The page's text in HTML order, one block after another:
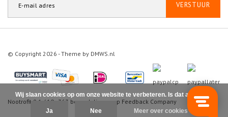
VERSTUUR
© Copyright 2026 - Theme by DMWS.nl
Nootrofit 9.1 / 10 363 beoordelingen op Feedback Company
Wij slaan cookies op om onze website te verbeteren. Is dat akkoord?
Ja Nee Meer over cookies »